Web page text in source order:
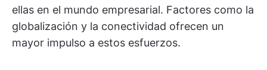
ellas en el mundo empresarial. Factores como la
globalización y la conectividad ofrecen un
mayor impulso a estos esfuerzos.